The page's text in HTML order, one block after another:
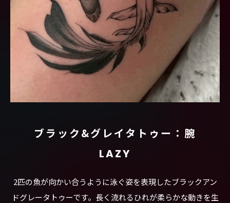
ブラック&グレイタトゥー：腕
LAZY
2匹の魚が向かい合うように泳ぐ姿を表現したブラックアン
ドグレータトゥーです。長く流れるひれが柔らかな動きを生